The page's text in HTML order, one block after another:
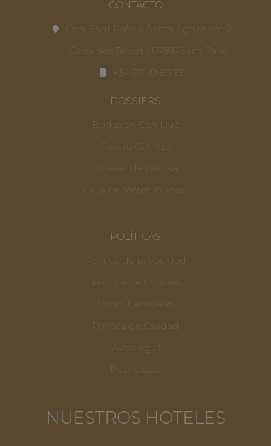
CONTACTO
Ctra. Sant Rafel a Santa Agnès km 2
Camí des Tercet - 07816 Sant Rafel
+34 971 19 86 73
DOSSIERS
Bodas en Can Lluc
Folleto Canlluc
Dossier de prensa
Guía de sostenibilidad
POLÍTICAS
Política de privacidad
Política de Cookies
Cond. Generales
Política de Calidad
Aviso legal
Publicidad
NUESTROS HOTELES